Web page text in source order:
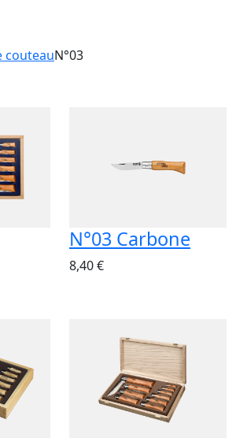
couteauN°03
N°03 Carbone
8,40 €